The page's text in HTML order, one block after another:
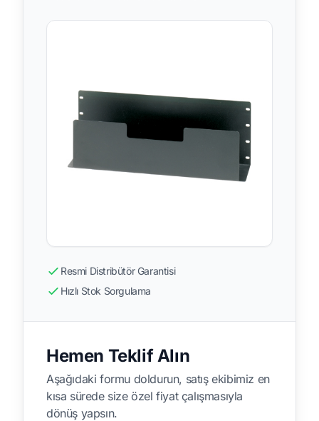
Resmi Distribütör Garantisi
Hızlı Stok Sorgulama
Hemen Teklif Alın
Aşağıdaki formu doldurun, satış ekibimiz en
kısa sürede size özel fiyat çalışmasıyla
dönüş yapsın.